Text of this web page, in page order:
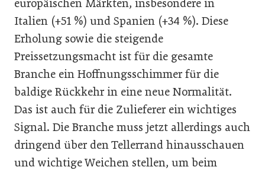
europäischen Märkten, insbesondere in
Italien (+51 %) und Spanien (+34 %). Diese
Erholung sowie die steigende
Preissetzungsmacht ist für die gesamte
Branche ein Hoffnungsschimmer für die
baldige Rückkehr in eine neue Normalität.
Das ist auch für die Zulieferer ein wichtiges
Signal. Die Branche muss jetzt allerdings auch
dringend über den Tellerrand hinausschauen
und wichtige Weichen stellen, um beim